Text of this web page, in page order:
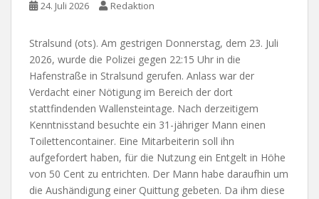
24. Juli 2026 Redaktion
Stralsund (ots). Am gestrigen Donnerstag, dem 23. Juli
2026, wurde die Polizei gegen 22:15 Uhr in die
Hafenstraße in Stralsund gerufen. Anlass war der
Verdacht einer Nötigung im Bereich der dort
stattfindenden Wallensteintage. Nach derzeitigem
Kenntnisstand besuchte ein 31-jähriger Mann einen
Toilettencontainer. Eine Mitarbeiterin soll ihn
aufgefordert haben, für die Nutzung ein Entgelt in Höhe
von 50 Cent zu entrichten. Der Mann habe daraufhin um
die Aushändigung einer Quittung gebeten. Da ihm diese